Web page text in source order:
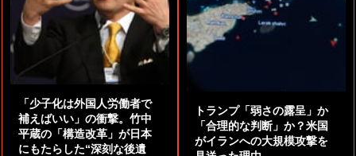
「少子化は外国人労働者で
補えばいい」の衝撃。竹中
平蔵の「構造改革」が日本
にもたらした“深刻な後遺
トランプ「弱さの露呈」か
「合理的な判断」か？米国
がイランへの大規模攻撃を